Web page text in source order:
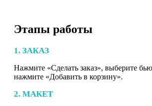
Этапы работы
1. ЗАКАЗ
Нажмите «Сделать заказ», выберите
нажмите «Добавить в корзину».
2. МАКЕТ